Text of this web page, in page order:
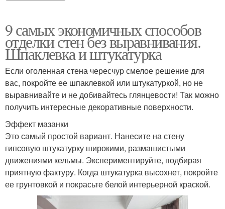
9 самых экономичных способов
отделки стен без выравнивания.
Шпаклевка и штукатурка
Если оголенная стена чересчур смелое решение для
вас, покройте ее шпаклевкой или штукатуркой, но не
выравнивайте и не добивайтесь глянцевости! Так можно
получить интересные декоративные поверхности.
Эффект мазанки
Это самый простой вариант. Нанесите на стену
гипсовую штукатурку широкими, размашистыми
движениями кельмы. Экспериментируйте, подбирая
приятную фактуру. Когда штукатурка высохнет, покройте
ее грунтовкой и покрасьте белой интерьерной краской.